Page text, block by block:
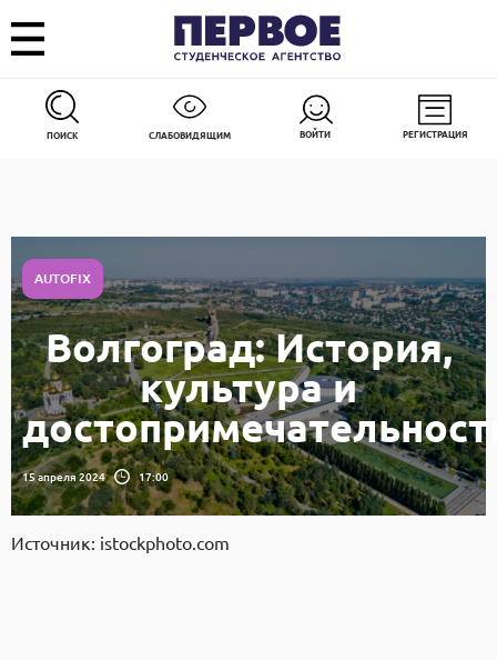
ПОИСК СЛАБОВИДЯЩИМ ВОЙТИ РЕГИСТРАЦИЯ
AUTOFIX
Волгоград: История,
культура и
15 апреля 2024 17:00
Источник: istockphoto.com